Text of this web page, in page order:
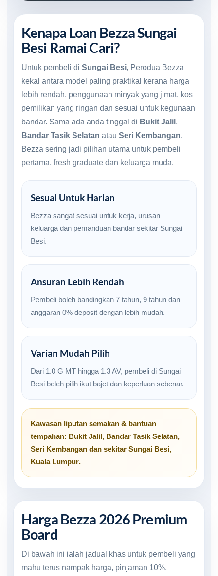
Kenapa Loan Bezza Sungai
Besi Ramai Cari?
Untuk pembeli di Sungai Besi, Perodua Bezza
kekal antara model paling praktikal kerana harga
lebih rendah, penggunaan minyak yang jimat, kos
pemilikan yang ringan dan sesuai untuk kegunaan
bandar. Sama ada anda tinggal di Bukit Jalil ,
Bandar Tasik Selatan atau Seri Kembangan,
Bezza sering jadi pilihan utama untuk pembeli
pertama, fresh graduate dan keluarga muda.
Sesuai Untuk Harian
Bezza sangat sesuai untuk kerja, urusan
keluarga dan pemanduan bandar sekitar Sungai
Besi.
Ansuran Lebih Rendah
Pembeli boleh bandingkan 7 tahun, 9 tahun dan
anggaran 0% deposit dengan lebih mudah.
Varian Mudah Pilih
Dari 1.0 G MT hingga 1.3 AV, pembeli di Sungai
Besi boleh pilih ikut bajet dan keperluan sebenar.
Kawasan liputan semakan & bantuan
tempahan: Bukit Jalil, Bandar Tasik Selatan,
Seri Kembangan dan sekitar Sungai Besi,
Kuala Lumpur.
Harga Bezza 2026 Premium
Board
Di bawah ini ialah jadual khas untuk pembeli yang
mahu terus nampak harga, pinjaman 10%,